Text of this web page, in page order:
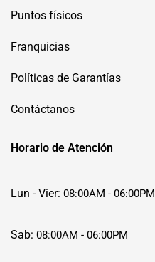
Puntos físicos
Franquicias
Políticas de Garantías
Contáctanos
Horario de Atención
Lun - Vier: 08:00AM - 06:00PM
Sab: 08:00AM - 06:00PM